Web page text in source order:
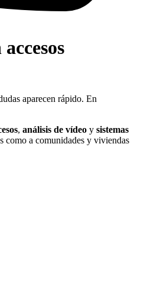
aparecen rápido. En
, análisis de vídeo y sistemas
como a comunidades y viviendas